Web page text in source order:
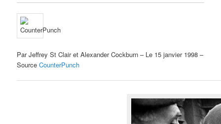
Par Jeffrey St Clair et Alexander Cockburn – Le 15 janvier 1998 –
SourceCounterPunch